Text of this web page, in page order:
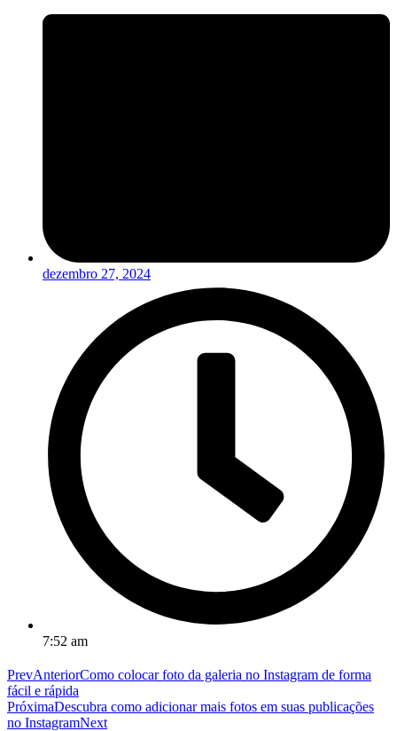
dezembro 27, 2024
7:52 am
PrevAnteriorComo colocar foto da galeria no Instagram de forma
fácil e rápida
PróximaDescubra como adicionar mais fotos em suas publicações
no InstagramNext